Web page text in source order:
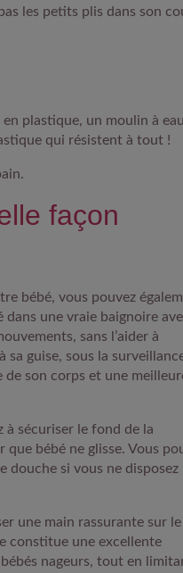
les petits plis dans son
plastique, un moulin à
qui résistent à tout !
façon
bébé, vous pouvez
une vraie baignoire
sans l’aider à
sa guise, sous la
son corps et une
à sécuriser le fond de la
bébé ne glisse. Vous
douche si vous ne disposez
une main rassurante sur le
constitue une excellente
nageurs, tout en